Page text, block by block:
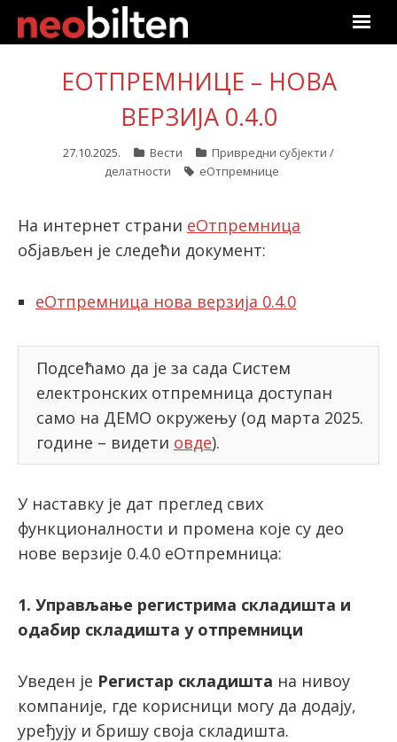
Почетна
Актуелно
Линкови
Пријава
latinica
ЕОТПРЕМНИЦЕ – НОВА
ВЕРЗИЈА 0.4.0
27.10.2025. Вести
Привредни субјекти /
делатности
еОтпремнице
На интернет страни еОтпремница
објављен је следећи документ:
еОтпремница нова верзија 0.4.0
Подсећамо да је за сада Систем
електронских отпремница доступан
само на ДЕМО окружењу (од марта 2025.
године – видети овде).
У наставку је дат преглед свих
функционалности и промена које су део
нове верзије 0.4.0 еОтпремница:
1. Управљање регистрима складишта и
одабир складишта у отпремници
Уведен је Регистар складишта на нивоу
компаније, где корисници могу да додају,
уређују и бришу своја складишта.